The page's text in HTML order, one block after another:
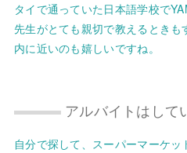
タイで通っていた日本語学校で
先生がとても親切で教えるとき
内に近いのも嬉しいですね。
アルバイトはして
自分で探して、スーパーマーケッ